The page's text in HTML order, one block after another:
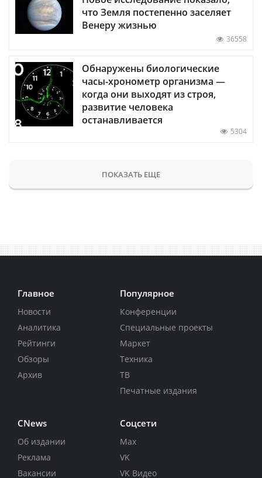
что Земля постепенно заселяет
Венеру жизнью
36558
Обнаружены биологические
часы-хронометр организма —
когда они выходят из строя,
развитие человека
останавливается
5304
ПОКАЗАТЬ ЕЩЕ
Главное
Новости
Аналитика
Рейтинги
Обзоры
Архив
Популярное
Конференции
Специальные проекты
Маркет
Техника
ТВ
Печатные издания
CNews
Об издании
Реклама
Вакансии
Соцсети
Max
VK
VK Видео